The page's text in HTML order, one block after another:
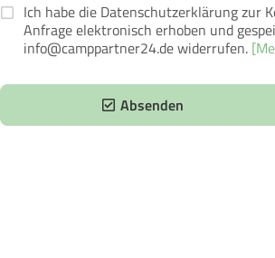
Ich habe die Datenschutzerklärung zur
Anfrage elektronisch erhoben und
info@camppartner24.de widerrufen.
Absenden